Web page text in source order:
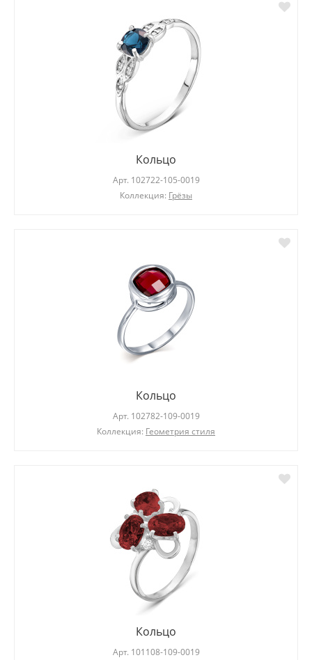
Кольцо
Арт. 102722-105-0019
Коллекция: Грёзы
Кольцо
Арт. 102782-109-0019
Коллекция: Геометрия стиля
Кольцо
Арт. 101108-109-0019